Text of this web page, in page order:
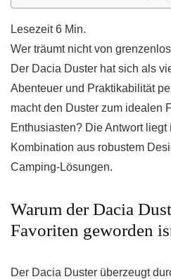
Wer träumt nicht von
Der Dacia Duster hat sich als
Abenteuer und Praktikabilität
macht den Duster zum idealen
Enthusiasten? Die Antwort liegt
Kombination aus robustem
Camping-Lösungen.
Warum der Dacia
Favoriten geworden
Der Dacia Duster überzeugt